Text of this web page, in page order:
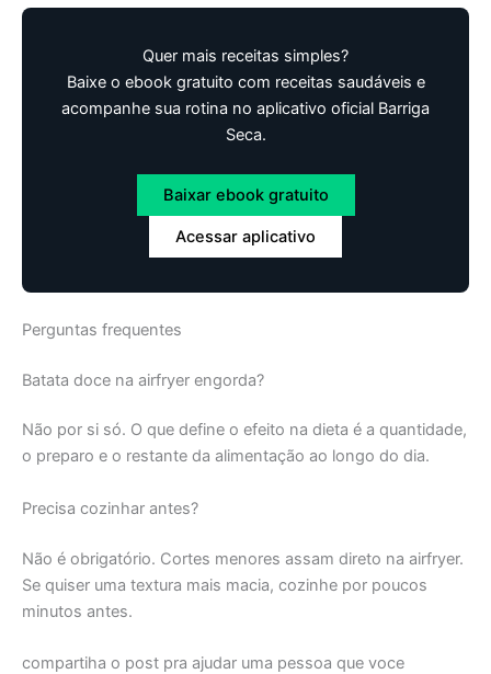
Quer mais receitas simples?
Baixe o ebook gratuito com receitas saudáveis e
acompanhe sua rotina no aplicativo oficial Barriga
Seca.
Baixar ebook gratuito
Acessar aplicativo
Perguntas frequentes
Batata doce na airfryer engorda?
Não por si só. O que define o efeito na dieta é a quantidade,
o preparo e o restante da alimentação ao longo do dia.
Precisa cozinhar antes?
Não é obrigatório. Cortes menores assam direto na airfryer.
Se quiser uma textura mais macia, cozinhe por poucos
minutos antes.
compartiha o post pra ajudar uma pessoa que voce